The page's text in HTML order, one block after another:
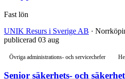
Fast lön
UNIK Resurs i Sverige AB ·
publicerad 03 aug
Övriga administrations- och servicechefer
Senior säkerhets- och